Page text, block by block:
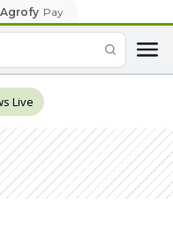
Agrofy Pay
Live